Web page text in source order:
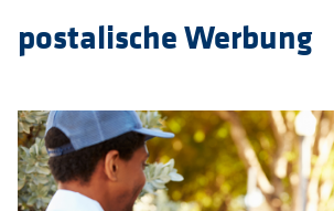
postalische Werbung